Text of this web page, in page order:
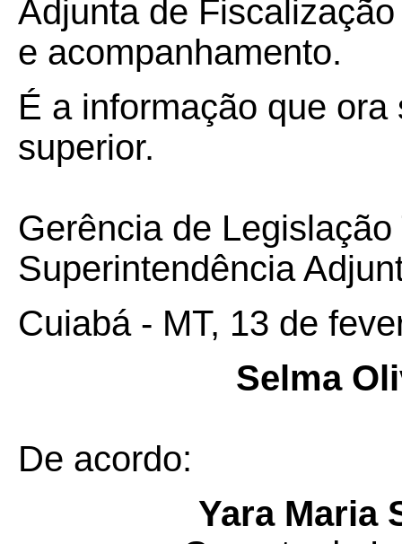
Adjunta de
e acompanhamento.
É a informação que
superior.
Gerência de
Superintendência
Cuiabá - MT, 13 de
Selma
De acordo:
Yara Maria